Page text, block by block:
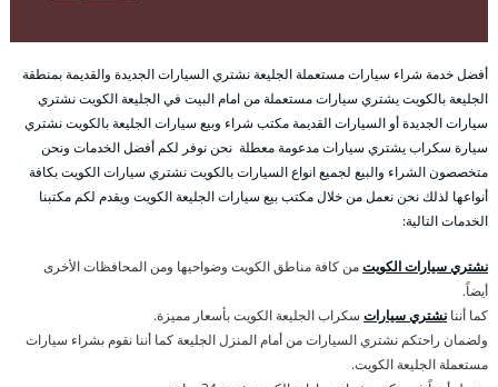
أفضل خدمة شراء سيارات مستعملة الجليعة نشتري السيارات الجديدة والقديمة بمنطقة
الجليعة بالكويت يشتري سيارات مستعملة من امام البيت في الجليعة الكويت نشتري
سيارات الجديدة أو السيارات القديمة مكتب شراء وبيع سيارات الجليعة بالكويت نشتري
سيارة سكراب يشتري سيارات مدعومة معطلة نحن نوفر لكم أفضل الخدمات ونحن
متخصصون الشراء والبيع لجميع انواع السيارات بالكويت نشتري سيارات الكويت بكافة
أنواعها لذلك نحن نعمل من خلال مكتب بيع سيارات الجليعة الكويت ويقدم لكم مكتبنا
الخدمات التالية:
نشتري سيارات الكويتمن كافة مناطق الكويت وضواحيها ومن المحافظات الأخرى
أيضاً.
كما أننا نشتري سيارات سكراب الجليعة الكويت بأسعار مميزة.
ولضمان راحتكم نشتري السيارات من أمام المنزل الجليعة كما أننا نقوم بشراء سيارات
مستعملة الجليعة الكويت.